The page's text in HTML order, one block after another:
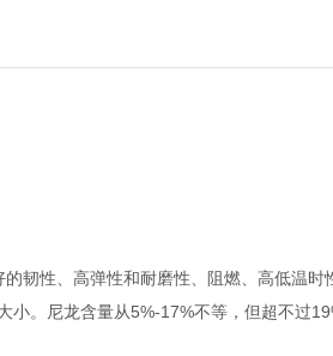
韧性、高弹性和耐磨性、阻燃、高低温
。尼龙含量从5%-17%不等，但超不过